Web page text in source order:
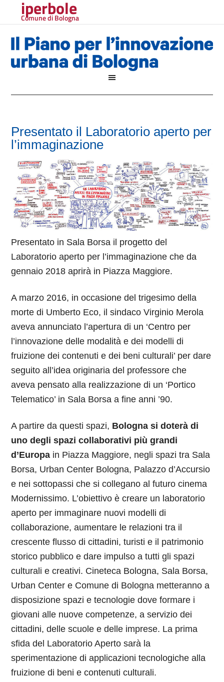
iperbole
Comune di Bologna
Presentato il Laboratorio aperto per
l’immaginazione
Presentato in Sala Borsa il progetto del
Laboratorio aperto per l’immaginazione che da
gennaio 2018 aprirà in Piazza Maggiore.
A marzo 2016, in occasione del trigesimo della
morte di Umberto Eco, il sindaco Virginio Merola
aveva annunciato l’apertura di un ‘Centro per
l’innovazione delle modalità e dei modelli di
fruizione dei contenuti e dei beni culturali’ per dare
seguito all’idea originaria del professore che
aveva pensato alla realizzazione di un ‘Portico
Telematico’ in Sala Borsa a fine anni ’90.
A partire da questi spazi, Bologna si doterà di
uno degli spazi collaborativi più grandi
d’Europa in Piazza Maggiore, negli spazi tra Sala
Borsa, Urban Center Bologna, Palazzo d’Accursio
e nei sottopassi che si collegano al futuro cinema
Modernissimo. L’obiettivo è creare un laboratorio
aperto per immaginare nuovi modelli di
collaborazione, aumentare le relazioni tra il
crescente flusso di cittadini, turisti e il patrimonio
storico pubblico e dare impulso a tutti gli spazi
culturali e creativi. Cineteca Bologna, Sala Borsa,
Urban Center e Comune di Bologna metteranno a
disposizione spazi e tecnologie dove formare i
giovani alle nuove competenze, a servizio dei
cittadini, delle scuole e delle imprese. La prima
sfida del Laboratorio Aperto sarà la
sperimentazione di applicazioni tecnologiche alla
fruizione di beni e contenuti culturali.